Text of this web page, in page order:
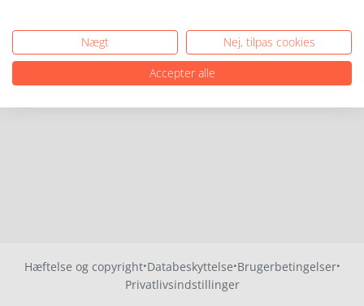
Hæftelse og copyright·Databeskyttelse·Brugerbetingelser·
Privatlivsindstillinger
Nægt
Nej, tilpas cookies
Accepter alle